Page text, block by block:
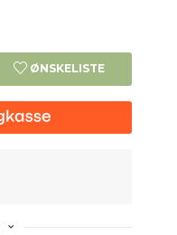
ØNSKELISTE